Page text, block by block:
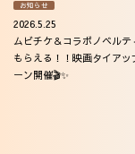
お知らせ
2026.5.25
ムビチケ＆コラボノベルテ
もらえる！！映画タイアッ
ーン開催🎬✨